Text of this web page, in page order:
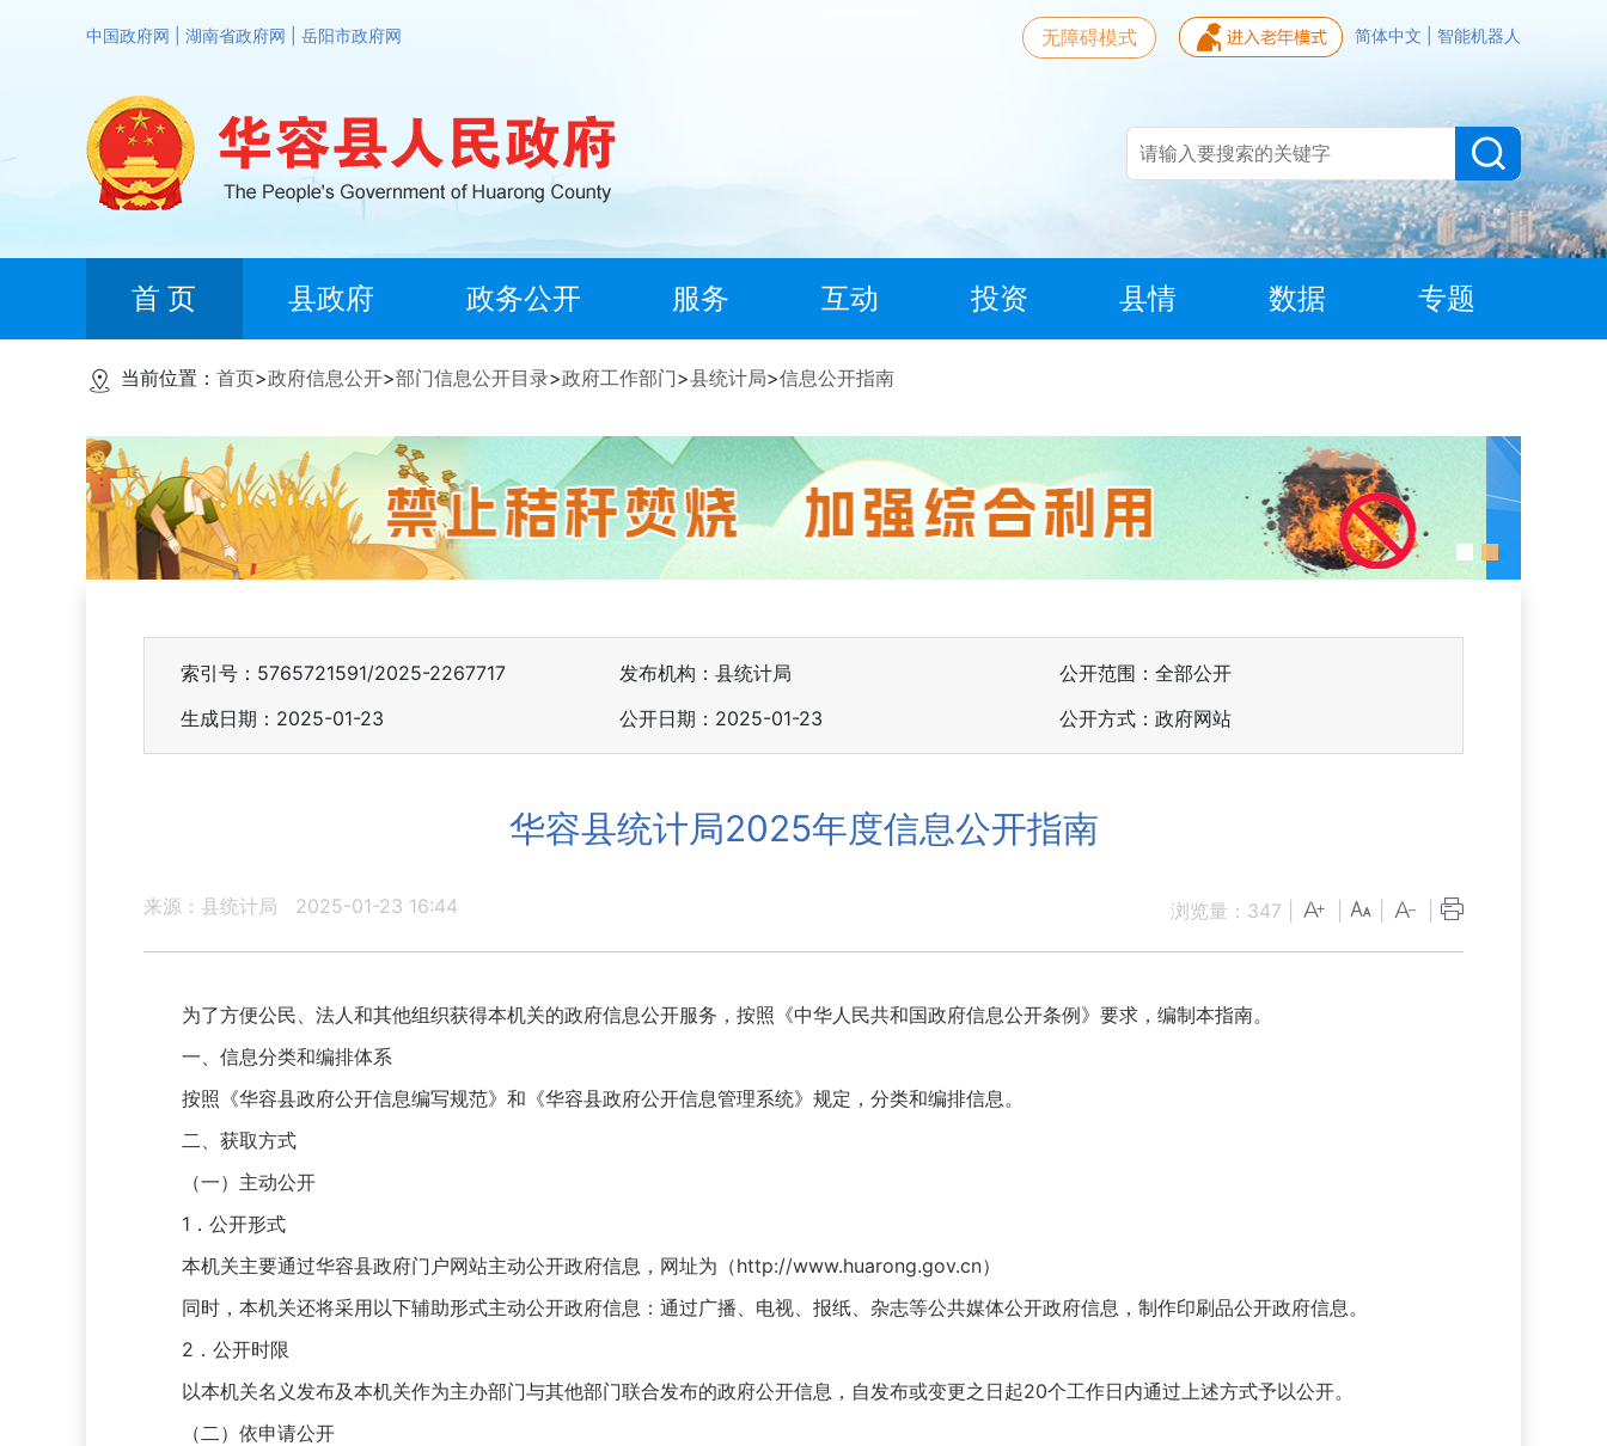
中国政府网 湖南省政府网 岳阳市政府网 简体中文 智能机器人
无障碍模式
首 页 县政府 政务公开 服务 互动 投资 县情 数据 专题
当前位置： 首页>政府信息公开>部门信息公开目录>政府工作部门>县统计局>信息公开指南
索引号：5765721591/2025-2267717 发布机构：县统计局
公开范围：全部公开
生成日期：2025-01-23
公开日期：2025-01-23 公开方式：政府网站
华容县统计局2025年度信息公开指南
来源：县统计局 2025-01-23 16:44 浏览量： 347
为了方便公民、法人和其他组织获得本机关的政府信息公开服务，按照《中华人民共和国政府信息公开条例》要求，编制本指南。
一、信息分类和编排体系
按照《华容县政府公开信息编写规范》和《华容县政府公开信息管理系统》规定，分类和编排信息。
二、获取方式
（一）主动公开
1．公开形式
本机关主要通过华容县政府门户网站主动公开政府信息，网址为（http://www.huarong.gov.cn）
同时，本机关还将采用以下辅助形式主动公开政府信息：通过广播、电视、报纸、杂志等公共媒体公开政府信息，制作印刷品公开政府信息。
2．公开时限
以本机关名义发布及本机关作为主办部门与其他部门联合发布的政府公开信息，自发布或变更之日起20个工作日内通过上述方式予以公开。
（二）依申请公开